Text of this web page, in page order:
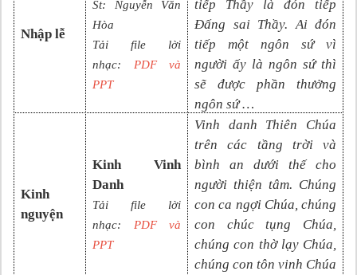
Nhập lễ
St: Nguyễn Văn
Hòa
Tải file lời
nhạc: PDF và
PPT
tiếp Thầy là đón tiếp
Đấng sai Thầy. Ai đón
tiếp một ngôn sứ vì
người ấy là ngôn sứ thì
sẽ được phần thưởng
ngôn sứ …
Kinh
nguyện
Kinh Vinh
Danh
Tải file lời
nhạc: PDF và
PPT
Vinh danh Thiên Chúa
trên các tầng trời và
bình an dưới thế cho
người thiện tâm. Chúng
con ca ngợi Chúa, chúng
con chúc tụng Chúa,
chúng con thờ lạy Chúa,
chúng con tôn vinh Chúa